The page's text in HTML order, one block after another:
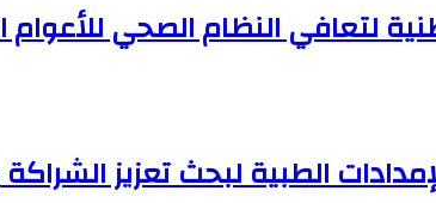
لتعافي النظام الصحي للأعوام
الطبية لبحث تعزيز